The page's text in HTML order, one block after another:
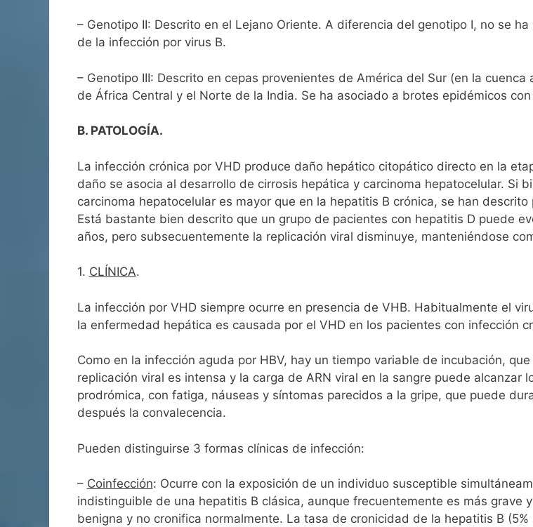
– Genotipo II: Descrito en el Lejano Oriente. A diferencia del genotipo I, no se
de la infección por virus B.
– Genotipo III: Descrito en cepas provenientes de América del Sur (en la
de África Central y el Norte de la India. Se ha asociado a brotes epidémicos
B. PATOLOGÍA.
La infección crónica por VHD produce daño hepático citopático directo en la
daño se asocia al desarrollo de cirrosis hepática y carcinoma hepatocelular. Si
carcinoma hepatocelular es mayor que en la hepatitis B crónica, se han
Está bastante bien descrito que un grupo de pacientes con hepatitis D puede
años, pero subsecuentemente la replicación viral disminuye, manteniéndose
1. CLÍNICA.
La infección por VHD siempre ocurre en presencia de VHB. Habitualmente el
la enfermedad hepática es causada por el VHD en los pacientes con infección
Como en la infección aguda por HBV, hay un tiempo variable de incubación,
replicación viral es intensa y la carga de ARN viral en la sangre puede alcanzar
prodrómica, con fatiga, náuseas y síntomas parecidos a la gripe, que puede
después la convalecencia.
Pueden distinguirse 3 formas clínicas de infección:
– Coinfección: Ocurre con la exposición de un individuo susceptible
indistinguible de una hepatitis B clásica, aunque frecuentemente es más grave
benigna y no cronifica normalmente. La tasa de cronicidad de la hepatitis B